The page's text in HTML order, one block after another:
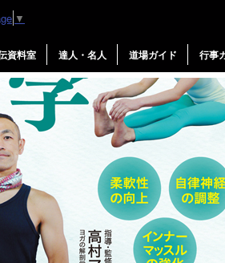
資料室 達人・名人 道場ガイド 行事
▼